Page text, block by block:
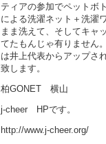
ティアの参加でペットボ
による洗濯ネット＋洗濯
まま洗えて、そしてキャ
てたもんじゃ有りません
は井上代表からアップさ
致します。
柏GONET 横山
j-cheer HPです。
http://www.j-cheer.org/